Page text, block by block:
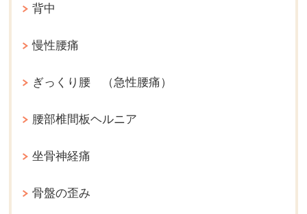
背中
慢性腰痛
ぎっくり腰 （急性腰痛）
腰部椎間板ヘルニア
坐骨神経痛
骨盤の歪み